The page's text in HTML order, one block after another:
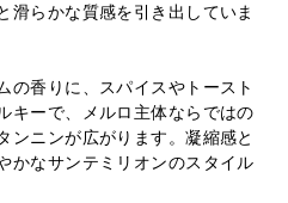
滑らかな質感を引き出していま
の香りに、スパイスやトースト
キーで、メルロ主体ならではの
ンニンが広がります。凝縮感と
かなサンテミリオンのスタイル